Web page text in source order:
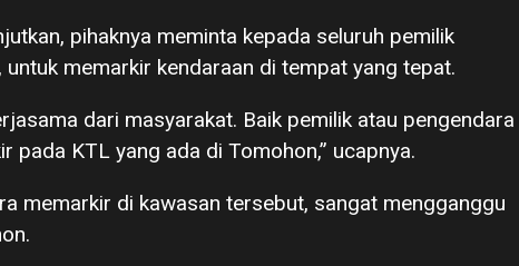
pihaknya meminta kepada seluruh pemilik
memarkir kendaraan di tempat yang tepat.
dari masyarakat. Baik pemilik atau pengendara
pada KTL yang ada di Tomohon,” ucapnya.
memarkir di kawasan tersebut, sangat mengganggu